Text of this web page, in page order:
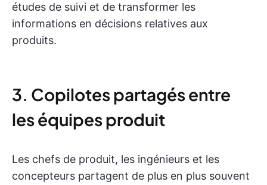
études de suivi et de transformer les
informations en décisions relatives aux
produits.
3. Copilotes partagés entre
les équipes produit
Les chefs de produit, les ingénieurs et les
concepteurs partagent de plus en plus souvent